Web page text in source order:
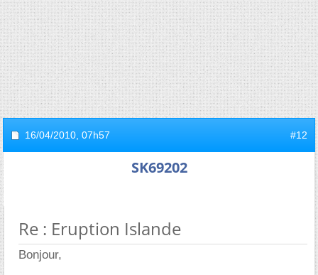
16/04/2010, 07h57 #12
SK69202
Re : Eruption Islande
Bonjour,